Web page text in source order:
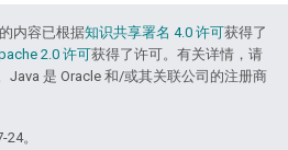
内容已根据知识共享署名 4.0 许可获得了
2.0 许可获得了许可。有关详情，请
Java 是 Oracle 和/或其关联公司的注册商
。